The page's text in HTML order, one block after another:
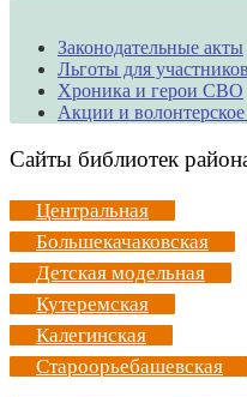
Законодательные акты
Льготы для
Хроника и герои СВО
Акции и
Сайты библиотек
Центральная
Большекачаковская
Детская модельная
Кутеремская
Калегинская
Староорьебашевская